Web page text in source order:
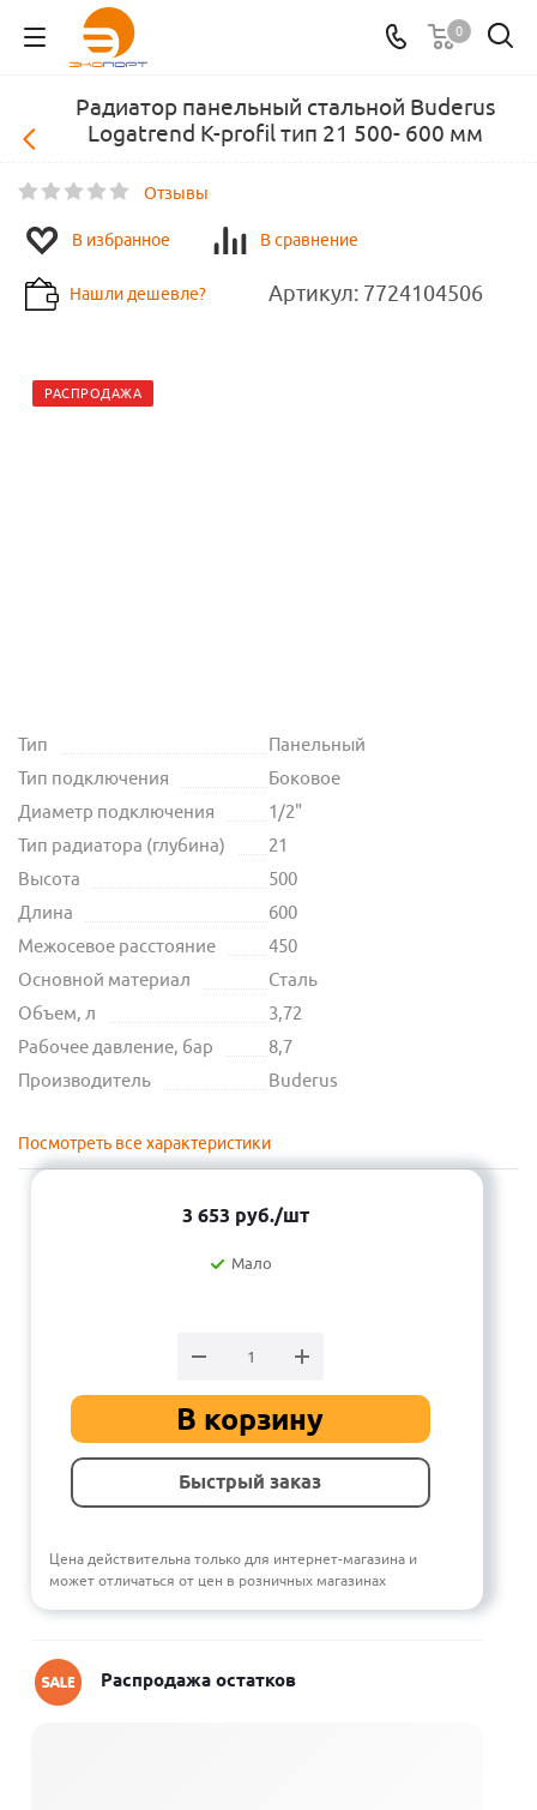
0
Радиатор панельный стальной Buderus
Logatrend K-profil тип 21 500- 600 мм
Отзывы
В избранное В сравнение
Нашли дешевле? Артикул: 7724104506
РАСПРОДАЖА
Тип
Панельный
Тип подключения
Боковое
Диаметр подключения
1/2"
Тип радиатора (глубина)
21
Высота
500
Длина
600
Межосевое расстояние
450
Основной материал
Сталь
Объем, л
3,72
Рабочее давление, бар
8,7
Производитель
Buderus
Посмотреть все характеристики
3 653 руб./шт
Мало
В корзину
Быстрый заказ
Цена действительна только для интернет-магазина и
может отличаться от цен в розничных магазинах
Распродажа остатков